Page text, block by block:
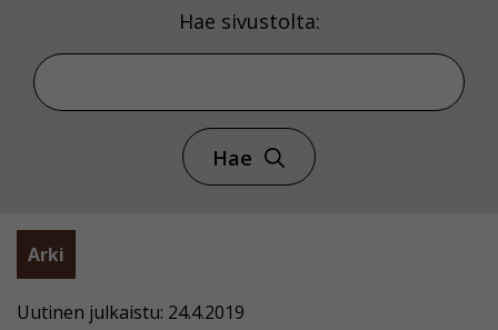
Hae sivustolta:
Hae
Arki
Uutinen julkaistu: 24.4.2019